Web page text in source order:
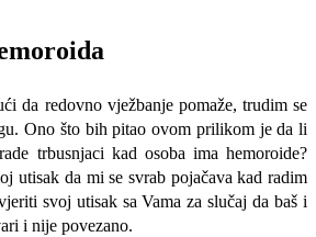
da redovno vježbanje pomaže, trudim se
Ono što bih pitao ovom prilikom je da li
trbusnjaci kad osoba ima hemoroide?
utisak da mi se svrab pojačava kad radim
svoj utisak sa Vama za slučaj da baš i
i nije povezano.